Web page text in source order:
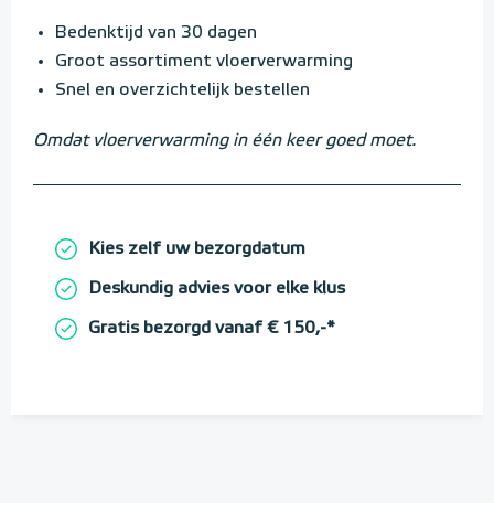
Bedenktijd van 30 dagen
Groot assortiment vloerverwarming
Snel en overzichtelijk bestellen
Omdat vloerverwarming in één keer goed moet.
Kies zelf uw bezorgdatum
Deskundig advies voor elke klus
Gratis bezorgd vanaf € 150,-*